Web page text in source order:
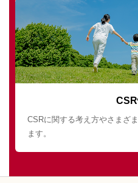
CSRに関する考え方やさまざ
ます。